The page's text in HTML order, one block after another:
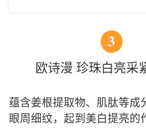
3
欧诗漫 珍珠白亮采
蕴含姜根提取物、肌肽等成
眼周细纹，起到美白提亮的